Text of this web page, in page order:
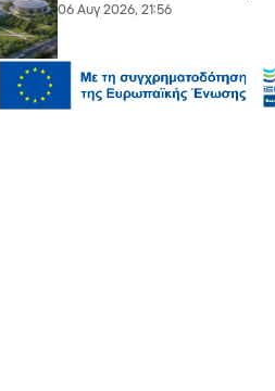
06 Αυγ 2026, 21:56
Επικαιρότητα